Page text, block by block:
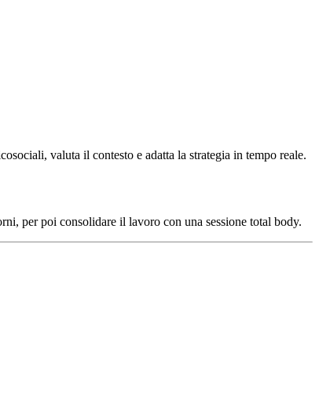
valuta il contesto e adatta la strategia in tempo reale.
per poi consolidare il lavoro con una sessione total body.